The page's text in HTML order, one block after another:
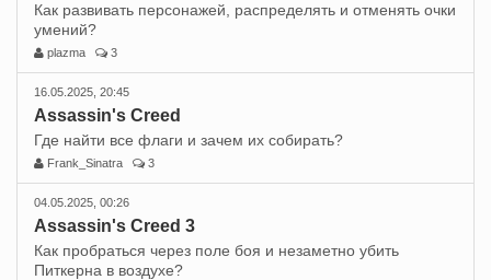
Как развивать персонажей, распределять и отменять очки
умений?
plazma 3
16.05.2025, 20:45
Assassin's Creed
Где найти все флаги и зачем их собирать?
Frank_Sinatra 3
04.05.2025, 00:26
Assassin's Creed 3
Как пробраться через поле боя и незаметно убить
Питкерна в воздухе?